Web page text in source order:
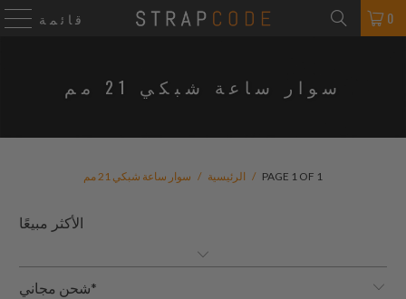
قائمة 0
سوار ساعة شبكي 21 مم
الرئيسية / سوار ساعة شبكي 21 مم / PAGE 1 OF 1
شحن مجاني*